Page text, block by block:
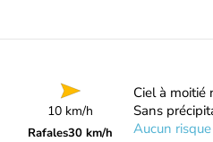
10 km/h
Rafales30 km/h
Ciel à moitié
Sans
Aucun